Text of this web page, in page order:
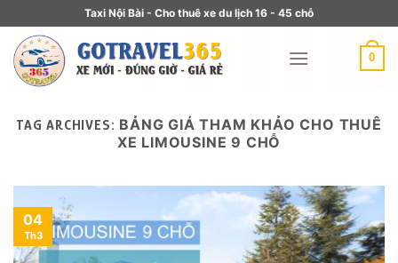
Taxi Nội Bài - Cho thuê xe du lịch 16 - 45 chỗ
0
TAG ARCHIVES: BẢNG GIÁ THAM KHẢO CHO THUÊ
XE LIMOUSINE 9 CHỖ
04
Th3